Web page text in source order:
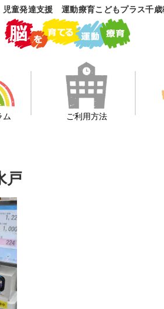
児童発達支援 運動療育こどもプラス千歳
ム ご利用方法
戸